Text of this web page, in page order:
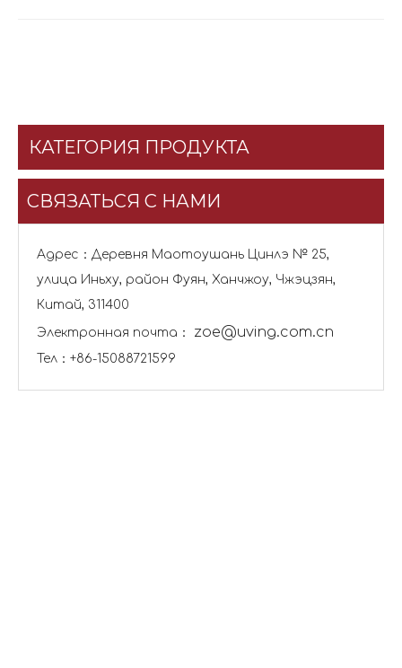
КАТЕГОРИЯ ПРОДУКТА
СВЯЗАТЬСЯ С НАМИ
Адрес：Деревня Маотоушань Цинлэ № 25,
улица Иньху, район Фуян, Ханчжоу, Чжэцзян,
Китай, 311400
Электронная почта： zoe@uving.com.cn
Тел：+86-15088721599